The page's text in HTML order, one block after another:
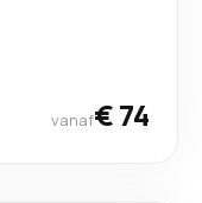
vanaf€ 74